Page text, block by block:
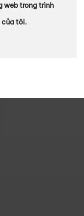
web trong trình
của tôi.